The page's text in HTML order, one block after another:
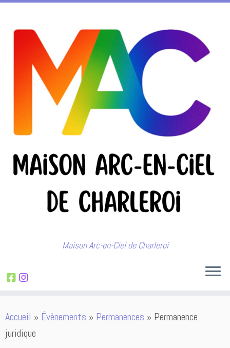
au
contenu
Maison Arc-en-Ciel de Charleroi
Accueil » Évènements » Permanences » Permanence
juridique